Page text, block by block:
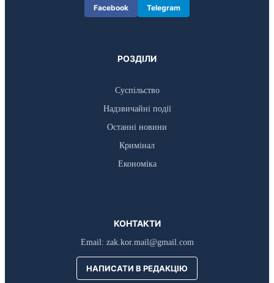
Facebook Telegram
РОЗДІЛИ
Суспільство
Надзвичайні події
Останні новини
Кримінал
Економіка
КОНТАКТИ
Email: zak.kor.mail@gmail.com
НАПИСАТИ В РЕДАКЦІЮ